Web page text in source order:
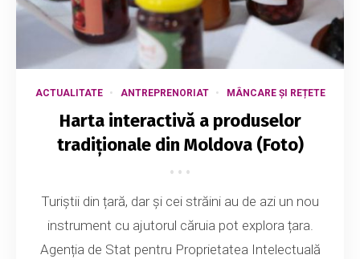
ACTUALITATE ANTREPRENORIAT MÂNCARE ȘI REȚETE
Harta interactivă a produselor
tradiționale din Moldova (Foto)
Turiștii din țară, dar și cei străini au de azi un nou
instrument cu ajutorul căruia pot explora țara.
Agenția de Stat pentru Proprietatea Intelectuală